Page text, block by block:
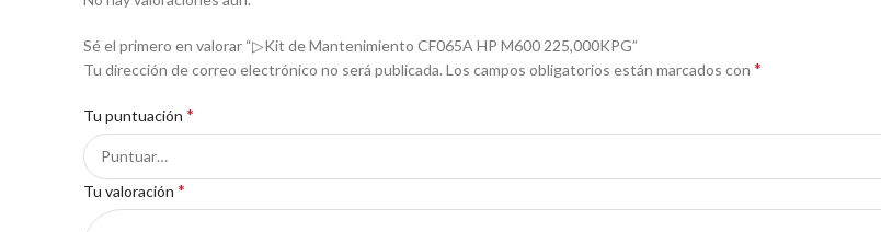
Sé el primero en valorar “▷Kit de Mantenimiento CF065A HP M600 225,000KPG”
Tu dirección de correo electrónico no será publicada.Los campos obligatorios están marcados con *
Tu puntuación *
Tu valoración *